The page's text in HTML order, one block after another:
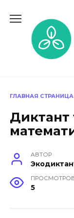
содержанию
ГЛАВНАЯ СТРАНИЦА
Диктант
АВТОР
5